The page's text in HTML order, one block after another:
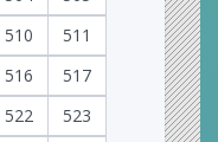
510
511
516
517
522
523